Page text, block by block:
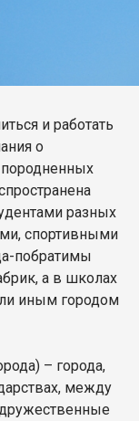
и работать
о
разных
спортивными
побратимы
а в школах
иным городом
– города,
между